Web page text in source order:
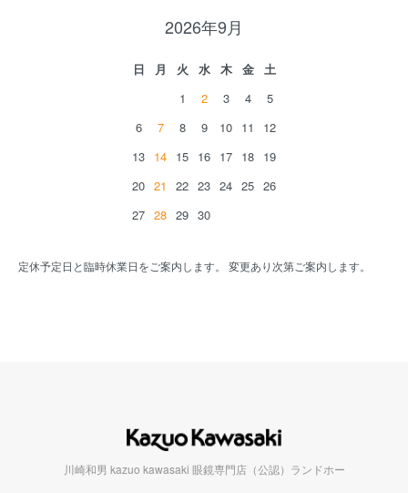
2026年9月
日 月 火 水 木 金
土
1
2 3 4
5
6
7 8 9 10 11
12
13 14 15 16 17 18 19
20 21 22 23 24 25 26
27 28 29 30
定休予定日と臨時休業日をご案内します。 変更あり次第ご案内します。
川崎和男 kazuo kawasaki 眼鏡専門店（公認）ランドホー